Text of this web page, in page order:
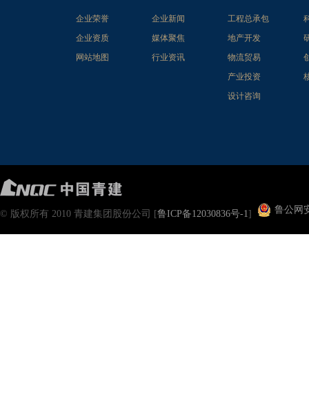
企业荣誉
企业资质
网站地图
企业新闻
媒体聚焦
行业资讯
工程总承包
地产开发
物流贸易
产业投资
设计咨询
© 版权所有 2010 青建集团股份公司 [鲁ICP备12030836号-1] 鲁公网